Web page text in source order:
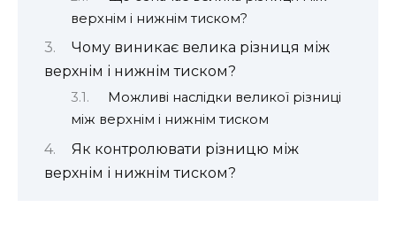
верхнім і нижнім тиском?
Чому виникає велика різниця між
верхнім і нижнім тиском?
Можливі наслідки великої різниці
між верхнім і нижнім тиском
Як контролювати різницю між
верхнім і нижнім тиском?